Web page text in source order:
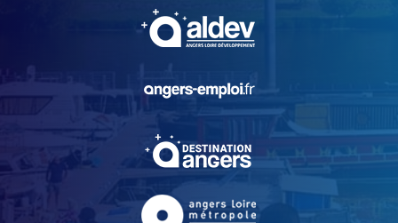
, Ouvre une nouvelle
, Ouvre une nouvelle